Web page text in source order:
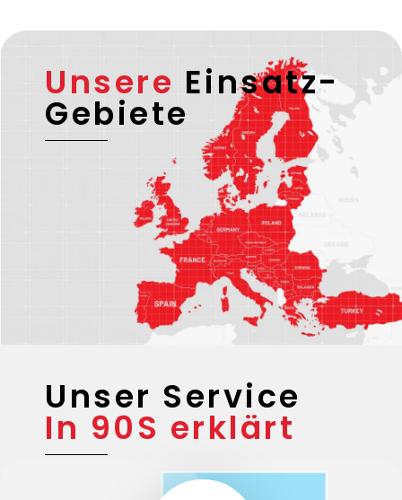
Unsere Einsatz-
Gebiete
Unser Service
In 90S erklärt